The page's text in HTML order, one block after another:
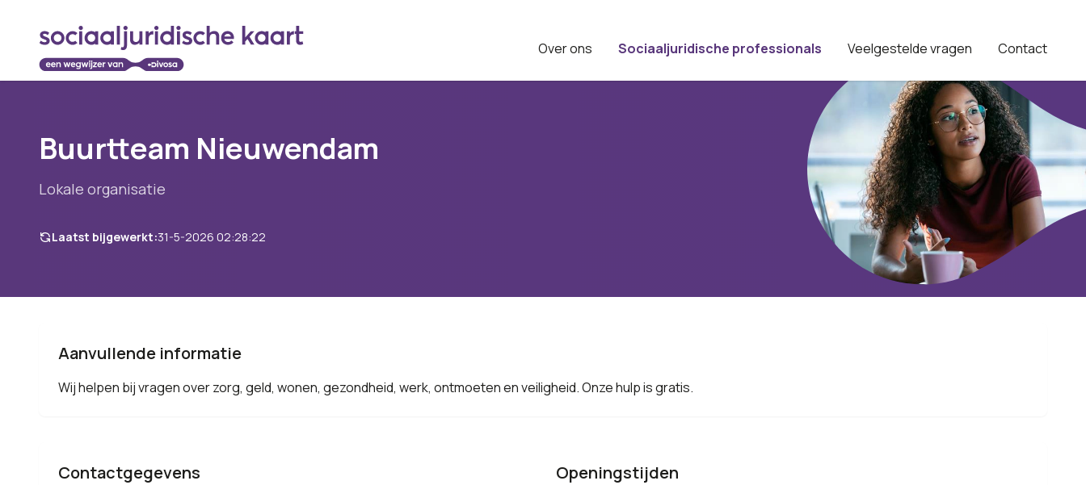
Over ons Sociaaljuridische professionals Veelgestelde vragen Contact
Buurtteam Nieuwendam
Lokale organisatie
Laatst bijgewerkt:31-5-2026 02:28:22
Aanvullende informatie
Wij helpen bij vragen over zorg, geld, wonen, gezondheid, werk, ontmoeten en veiligheid. Onze hulp is gratis.
Contactgegevens Openingstijden